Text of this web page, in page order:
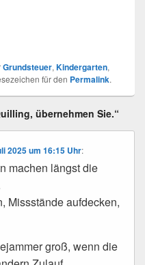
Grundsteuer,Kindergarten,
für den Permalink.
übernehmen Sie.“
2025 um 16:15 Uhr:
machen längst die
Missstände aufdecken,
groß, wenn die